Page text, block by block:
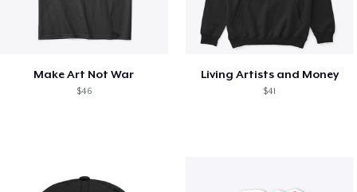
Make Art Not War
$46
Living Artists and Money
$41